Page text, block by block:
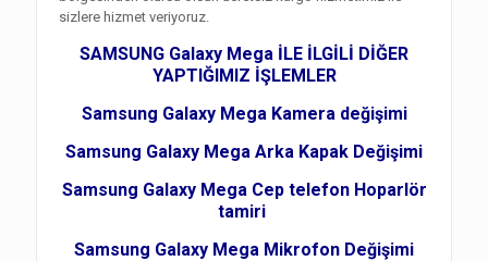
sizlere hizmet veriyoruz.
SAMSUNG Galaxy Mega İLE İLGİLİ DİĞER
YAPTIĞIMIZ İŞLEMLER
Samsung Galaxy Mega Kamera değişimi
Samsung Galaxy Mega Arka Kapak Değişimi
Samsung Galaxy Mega Cep telefon Hoparlör
tamiri
Samsung Galaxy Mega Mikrofon Değişimi